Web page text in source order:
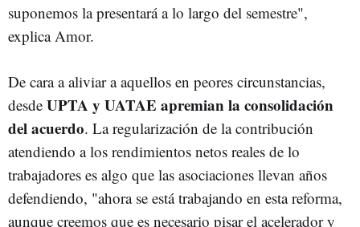
suponemos la presentará a lo largo del semestre",
explica Amor.
De cara a aliviar a aquellos en peores circunstancias,
desde UPTA y UATAE apremian la consolidación
del acuerdo. La regularización de la contribución
atendiendo a los rendimientos netos reales de lo
trabajadores es algo que las asociaciones llevan años
defendiendo, "ahora se está trabajando en esta reforma,
aunque creemos que es necesario pisar el acelerador y